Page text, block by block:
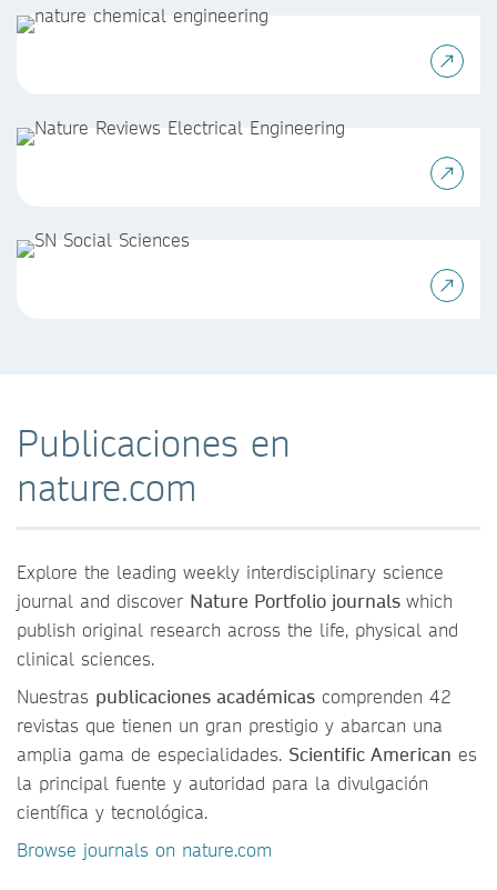
Publicaciones en
nature.com
Explore the leading weekly interdisciplinary science
journal and discover Nature Portfolio journals which
publish original research across the life, physical and
clinical sciences.
Nuestras publicaciones académicas comprenden 42
revistas que tienen un gran prestigio y abarcan una
amplia gama de especialidades. Scientific American es
la principal fuente y autoridad para la divulgación
científica y tecnológica.
Browse journals on nature.com